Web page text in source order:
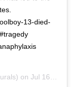
13-died-
on Jul 16, 2017 at 12:34pm PDT